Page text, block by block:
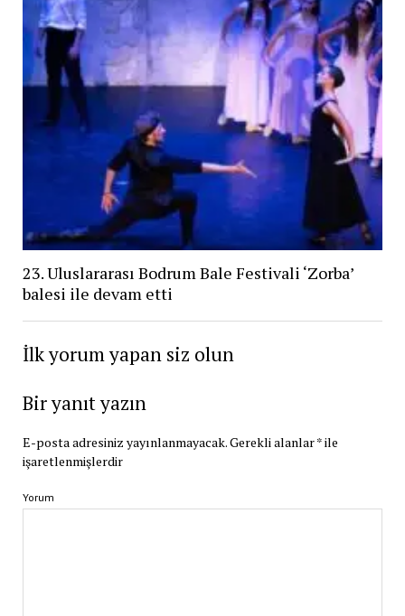
23. Uluslararası Bodrum Bale Festivali ‘Zorba’
balesi ile devam etti
İlk yorum yapan siz olun
Bir yanıt yazın
E-posta adresiniz yayınlanmayacak.Gerekli alanlar*ile
işaretlenmişlerdir
Yorum